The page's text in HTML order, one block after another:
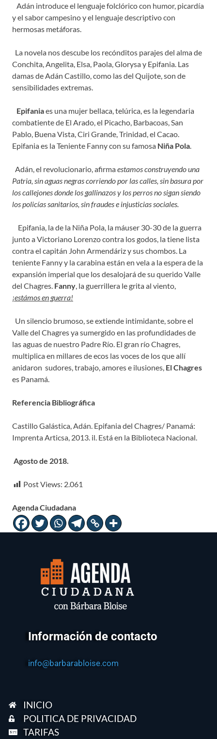
Adán introduce el lenguaje folclórico con humor, picardía
y el sabor campesino y el lenguaje descriptivo con
hermosas metáforas.
La novela nos descube los recónditos parajes del alma de
Conchita, Angelita, Elsa, Paola, Glorysa y Epifania. Las
damas de Adán Castillo, como las del Quijote, son de
sensibilidades extremas.
Epifaniaes una mujer bellaca, telúrica, es la legendaria
combatiente de El Arado, el Picacho, Barbacoas, San
Pablo, Buena Vista, Ciri Grande, Trinidad, el Cacao.
Epifania es la Teniente Fanny con su famosa Niña Pola.
Adán, el revolucionario, afirmaestamos construyendo una
Patria, sin aguas negras corriendo por las calles, sin basura por
los callejones donde los gallinazos y los perros no sigan siendo
los policías sanitarios, sin fraudes e injusticias sociales.
Epifania, la de la Niña Pola, la máuser 30-30 de la guerra
junto a Victoriano Lorenzo contra los godos, la tiene lista
contra el capitán John Armendáriz y sus chombos. La
teniente Fanny y la carabina están en vela a la espera de la
expansión imperial que los desalojará de su querido Valle
del Chagres. Fanny, la guerrillera le grita al viento,
¡estámos en guerra!
Un silencio brumoso, se extiende intimidante, sobre el
Valle del Chagres ya sumergido en las profundidades de
las aguas de nuestro Padre Río. El gran río Chagres,
multiplica en millares de ecos las voces de los que allí
anidaron sudores, trabajo, amores e ilusiones, El Chagres
es Panamá.
Referencia Bibliográfica
Castillo Galástica, Adán. Epifania del Chagres/ Panamá:
Imprenta Articsa, 2013. il. Está en la Biblioteca Nacional.
Agosto de 2018.
Post Views: 2.061
Agenda Ciudadana
Información de contacto
info@barbarabloise.com
INICIO
POLITICA DE PRIVACIDAD
TARIFAS